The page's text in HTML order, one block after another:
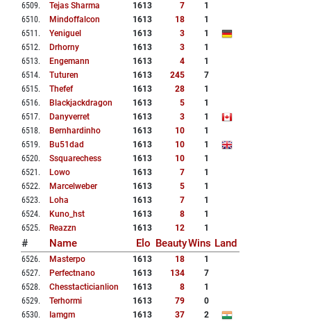
6509. Tejas Sharma 1613 7
1
6510. Mindoffalcon 1613 18
1
6511 . Yeniguel 1613 3
1
6512. Drhorny 1613 3
1
6513. Engemann 1613 4
1
6514. Tuturen 1613 245
7
6515. Thefef 1613 28
1
6516. Blackjackdragon 1613 5
1
6517. Danyverret 1613 3
1
6518. Bernhardinho 1613 10
1
6519. Bu51dad 1613 10
1
6520. Ssquarechess 1613 10
1
6521 . Lowo 1613 7
1
6522. Marcelweber 1613 5
1
6523. Loha 1613 7
1
6524. Kuno_hst 1613 8
1
6525. Reazzn 1613 12 1
# Name Elo BeautyWins Land
6526. Masterpo 1613 18
1
6527. Perfectnano 1613 134
7
6528. Chesstacticianlion 1613 8
1
6529. Terhormi 1613 79
0
6530. Iamgm 1613 37
2